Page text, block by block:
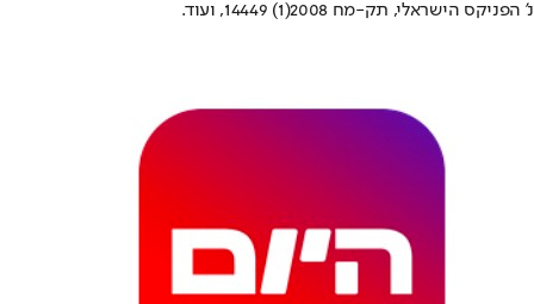
נ’ הפניקס הישראלי, תק-מח 2008(1) 14449, ועוד.